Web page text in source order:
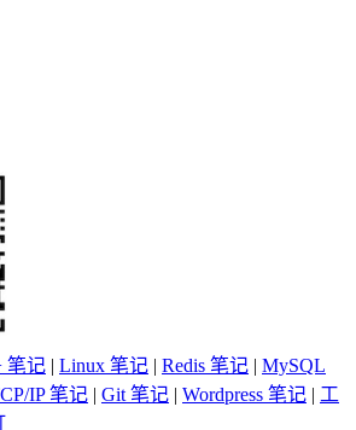
笔记 | Linux 笔记 | Redis 笔记 | MySQL
IP 笔记 | Git 笔记 | Wordpress 笔记 | 工